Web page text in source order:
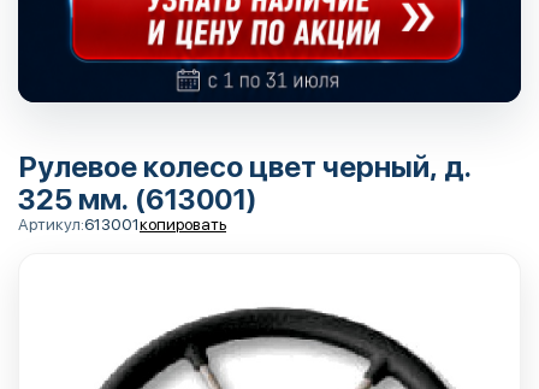
Рулевое колесо цвет черный, д.
325 мм. (613001)
Артикул:613001копировать